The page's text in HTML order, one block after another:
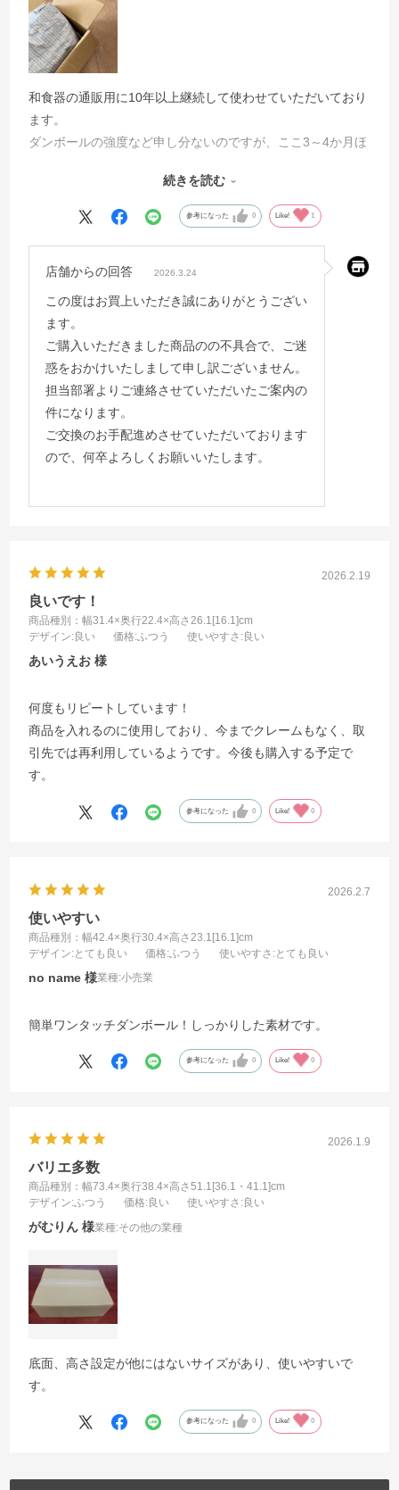
和食器の通販用に10年以上継続して使わせていただいており
ます。
ダンボールの強度など申し分ないのですが、ここ3～4か月ほ
写真のように折り目の入れ方が不完全なものが混在している
ことが目に付くようになりました。
梱包したときに箱の形も少しゆがみがでて、きれいではあり
品質管理の徹底をお願いしたいと思います。
続きを読む
参考になった 0 Like! 1
店舗からの回答 2026.3.24
この度はお買上いただき誠にありがとうござい
ます。
ご購入いただきました商品のの不具合で、ご迷
惑をおかけいたしまして申し訳ございません。
担当部署よりご連絡させていただいたご案内の
件になります。
ご交換のお手配進めさせていただいております
ので、何卒よろしくお願いいたします。
2026.2.19
良いです！
商品種別：幅31.4×奥行22.4×高さ26.1[16.1]cm
デザイン:良い 価格:ふつう 使いやすさ :良い
あいうえお
何度もリピートしています！
商品を入れるのに使用しており、今までクレームもなく、取
引先では再利用しているようです。今後も購入する予定で
す。
参考になった 0 Like! 0
2026.2.7
使いやすい
商品種別：幅42.4×奥行30.4×高さ23.1[16.1]cm
デザイン:とても良い 価格:ふつう 使いやすさ :とても良い
no name 業種:小売業
簡単ワンタッチダンボール！しっかりした素材です。
参考になった 0 Like! 0
2026.1.9
バリエ多数
商品種別：幅73.4×奥行38.4×高さ51.1[36.1・41.1]cm
デザイン:ふつう 価格:良い 使いやすさ :良い
がむりん 業種:その他の業種
底面、高さ設定が他にはないサイズがあり、使いやすいで
す。
参考になった 0 Like! 0